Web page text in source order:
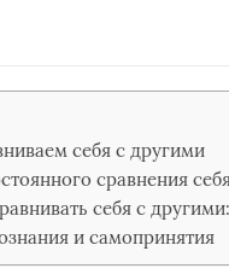
себя с другими
сравнения
себя с
и самопринятия